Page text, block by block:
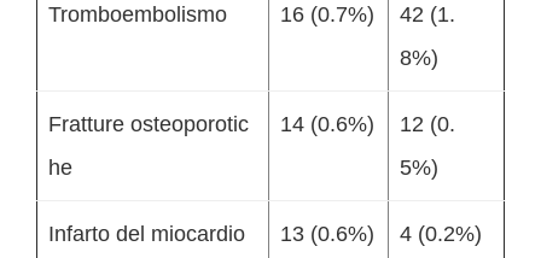
Tromboembolismo 16 (0.7%)
42 (1.
8%)
Fratture osteoporotic
he
14 (0.6%)
12 (0.
5%)
Infarto del miocardio 13 (0.6%) 4 (0.2%)